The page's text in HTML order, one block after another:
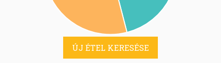
ÚJ ÉTEL KERESÉSE